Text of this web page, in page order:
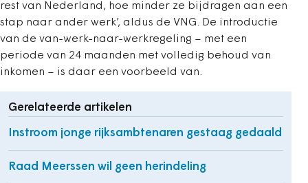
rest van Nederland, hoe minder ze bijdragen aan een
stap naar ander werk’, aldus de VNG. De introductie
van de van-werk-naar-werkregeling – met een
periode van 24 maanden met volledig behoud van
inkomen – is daar een voorbeeld van.
Gerelateerde artikelen
Instroom jonge rijksambtenaren gestaag gedaald
Raad Meerssen wil geen herindeling